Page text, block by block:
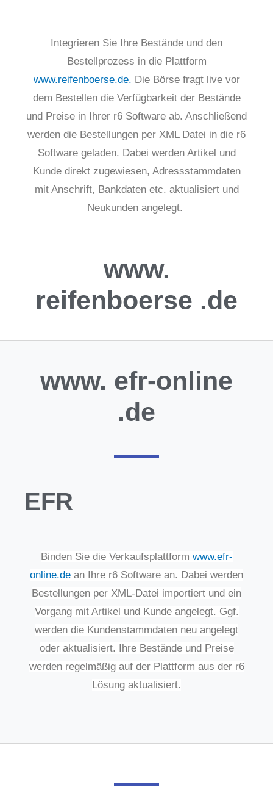
Integrieren Sie Ihre Bestände und den
Bestellprozess in die Plattform
www.reifenboerse.de. Die Börse fragt live vor
dem Bestellen die Verfügbarkeit der Bestände
und Preise in Ihrer r6 Software ab. Anschließend
werden die Bestellungen per XML Datei in die r6
Software geladen. Dabei werden Artikel und
Kunde direkt zugewiesen, Adressstammdaten
mit Anschrift, Bankdaten etc. aktualisiert und
Neukunden angelegt.
www.
reifenboerse .de
www. efr-online
.de
EFR
Binden Sie die Verkaufsplattform www.efr-
online.de an Ihre r6 Software an. Dabei werden
Bestellungen per XML-Datei importiert und ein
Vorgang mit Artikel und Kunde angelegt. Ggf.
werden die Kundenstammdaten neu angelegt
oder aktualisiert. Ihre Bestände und Preise
werden regelmäßig auf der Plattform aus der r6
Lösung aktualisiert.